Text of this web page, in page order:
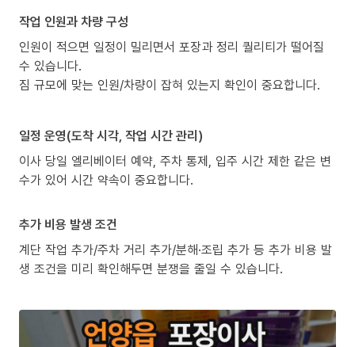
작업 인원과 차량 구성
인원이 적으면 일정이 밀리면서 포장과 정리 퀄리티가 떨어질
수 있습니다.
짐 규모에 맞는 인원/차량이 잡혀 있는지 확인이 중요합니다.
일정 운영(도착 시각, 작업 시간 관리)
이사 당일 엘리베이터 예약, 주차 통제, 입주 시간 제한 같은 변
수가 있어 시간 약속이 중요합니다.
추가 비용 발생 조건
계단 작업 추가/주차 거리 추가/분해·조립 추가 등 추가 비용 발
생 조건을 미리 확인해두면 분쟁을 줄일 수 있습니다.